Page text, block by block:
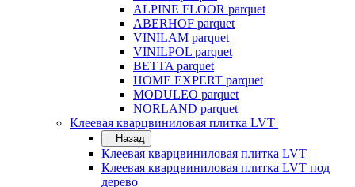
ALPINE FLOOR parquet
ABERHOF parquet
VINILAM parquet
VINILPOL parquet
BETTA parquet
HOME EXPERT parquet
MODULEO parquet
NORLAND parquet
Клеевая кварцвиниловая плитка LVT
Назад
Клеевая кварцвиниловая плитка LVT
Клеевая кварцвиниловая плитка LVT под
дерево